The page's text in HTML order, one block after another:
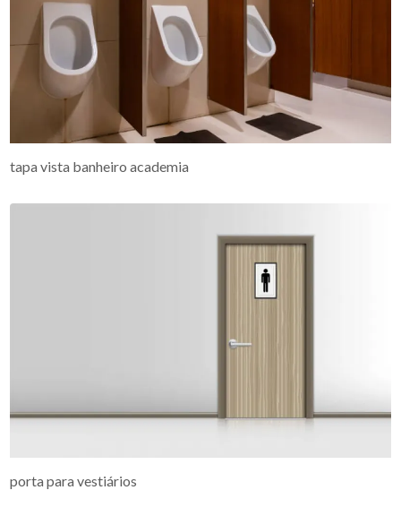
tapa vista banheiro academia
porta para vestiários